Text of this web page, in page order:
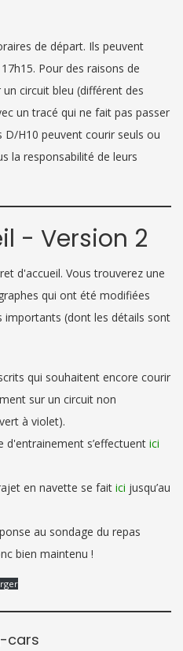
de départ. Ils peuvent
Pour des raisons de
circuit bleu (différent des
un tracé qui ne fait pas passer
D/H10 peuvent courir seuls ou
la responsabilité de leurs
- Version 2
d'accueil. Vous trouverez une
qui ont été modifiées
(dont les détails sont
qui souhaitent encore courir
sur un circuit non
à violet).
d'entrainement s’effectuent ici
en navette se fait ici jusqu’au
au sondage du repas
bien maintenu !
cars